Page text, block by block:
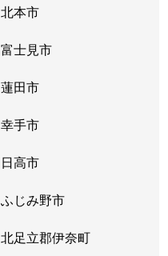
北本市
富士見市
蓮田市
幸手市
日高市
ふじみ野市
北足立郡伊奈町